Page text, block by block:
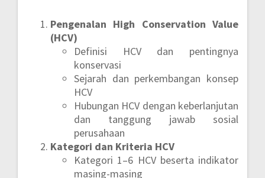
Pengenalan High Conservation Value
(HCV)
Definisi HCV dan pentingnya
konservasi
Sejarah dan perkembangan konsep
HCV
Hubungan HCV dengan keberlanjutan
dan tanggung jawab sosial
perusahaan
Kategori dan Kriteria HCV
Kategori 1–6 HCV beserta indikator
masing-masing